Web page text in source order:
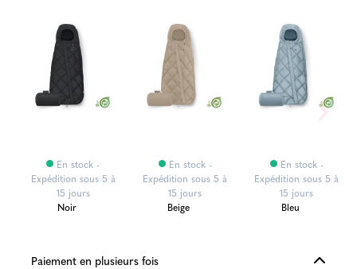
En stock -
Expédition sous 5 à
15 jours
Noir
En stock -
Expédition sous 5 à
15 jours
Beige
En stock -
Expédition sous 5 à
15 jours
Bleu
Paiement en plusieurs fois